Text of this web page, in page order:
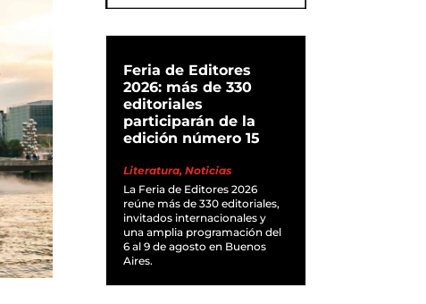
Feria de Editores
2026: más de 330
editoriales
participarán de la
edición número 15
Literatura,Noticias
La Feria de Editores 2026
reúne más de 330 editoriales,
invitados internacionales y
una amplia programación del
6 al 9 de agosto en Buenos
Aires.